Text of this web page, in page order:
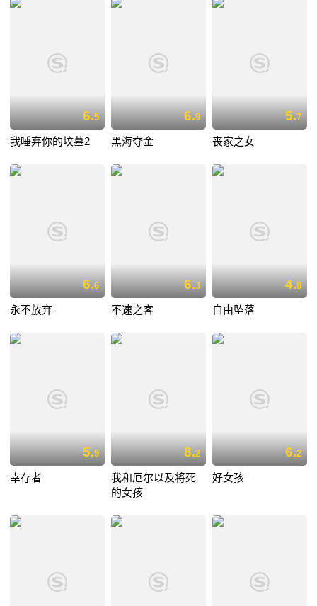
6.5
我唾弃你的坟墓2
6.9
黑海夺金
5.7
丧家之女
6.6
永不放弃
6.3
不速之客
4.8
自由坠落
5.9
幸存者
8.2
我和厄尔以及将死
的女孩
6.2
好女孩